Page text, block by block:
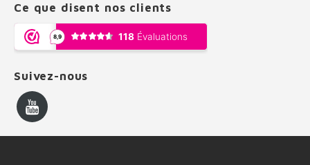
Ce que disent nos clients
Suivez-nous